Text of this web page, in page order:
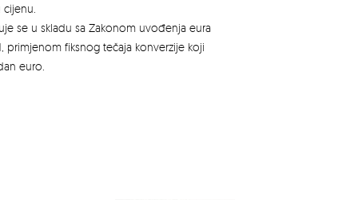
se u skladu sa Zakonom uvođenja eura
primjenom fiksnog tečaja konverzije koji
euro.